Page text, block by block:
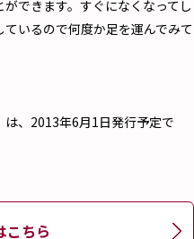
できます。すぐになくなってし
いるので何度か足を運んでみて
、2013年6月1日発行予定で
こちら